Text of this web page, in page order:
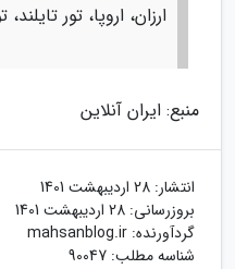
ارزان، اروپا، تور
منبع: ایران آنلاین
انتشار: 28 اردیبهشت 1401
بروزرسانی: 28 اردیبهشت 1401
گردآورنده: mahsanblog.ir
شناسه مطلب: 90047